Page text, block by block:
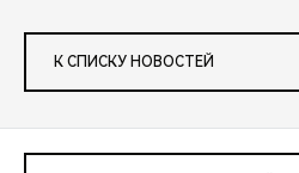
К СПИСКУ НОВОСТЕЙ